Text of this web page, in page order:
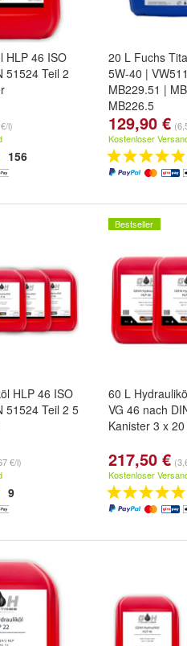
HLP 46 ISO
51524 Teil 2
l)
156
20 L Fuchs
5W-40 |
MB229.51 |
MB226.5
129,90 €
Kostenloser
HLP 46 ISO
51524 Teil 2 5
€/l)
9
Bestseller
60 L
VG 46 nach
Kanister 3 x
217,50 €
Kostenloser